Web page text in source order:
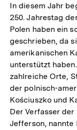
In diesem Jahr
250. Jahrestag
Polen haben ein
geschrieben, da
amerikanischen
unterstützt
zahlreiche Orte,
der polnisch-
Kościuszko und
Der Verfasser
Jefferson, nannte